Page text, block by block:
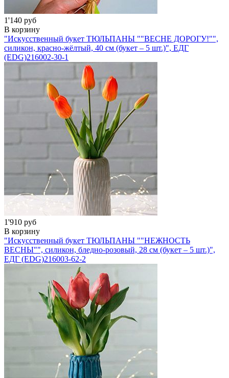
1'140 руб
В корзину
"Искусственный букет ТЮЛЬПАНЫ ""ВЕСНЕ ДОРОГУ!"",
силикон, красно-жёлтый, 40 см (букет – 5 шт.)", ЕДГ
(EDG)216002-30-1
1'910 руб
В корзину
"Искусственный букет ТЮЛЬПАНЫ ""НЕЖНОСТЬ
ВЕСНЫ"", силикон, бледно-розовый, 28 см (букет – 5 шт.)",
ЕДГ (EDG)216003-62-2